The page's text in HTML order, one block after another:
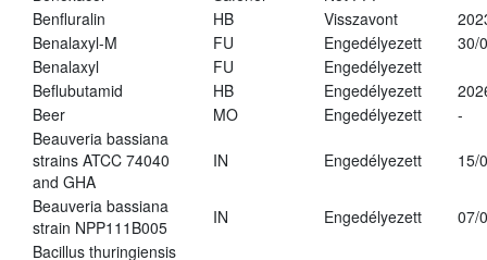
Benfluralin
HB Visszavont
Benalaxyl-M
FU Engedélyezett
30/
Benalaxyl
FU
Engedélyezett
Beflubutamid
HB Engedélyezett
Beer
MO Engedélyezett
-
Beauveria bassiana
strains ATCC 74040
and GHA
IN Engedélyezett 15/
Beauveria bassiana
strain NPP111B005
IN Engedélyezett
07/
Bacillus thuringiensis